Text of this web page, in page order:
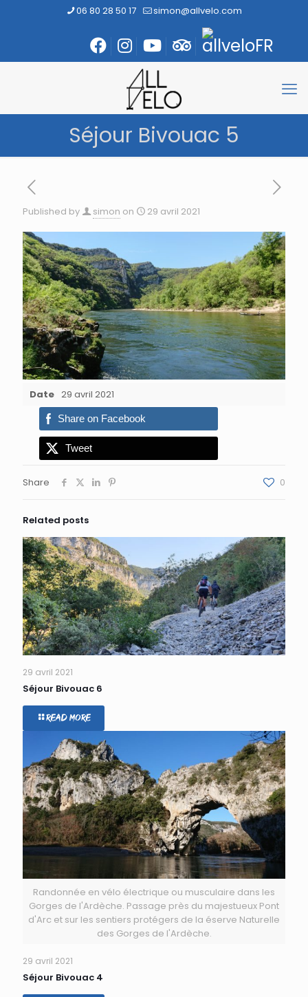
06 80 28 50 17 simon@allvelo.com
Séjour Bivouac 5
Published by simon on 29 avril 2021
Date 29 avril 2021
Share on Facebook
Tweet
Share 0
Related posts
29 avril 2021
Séjour Bivouac 6
Read more
Randonnée en vélo électrique ou musculaire dans les
Gorges de l'Ardèche. Passage près du majestueux Pont
d'Arc et sur les sentiers protégers de la éserve Naturelle
des Gorges de l'Ardèche.
29 avril 2021
Séjour Bivouac 4